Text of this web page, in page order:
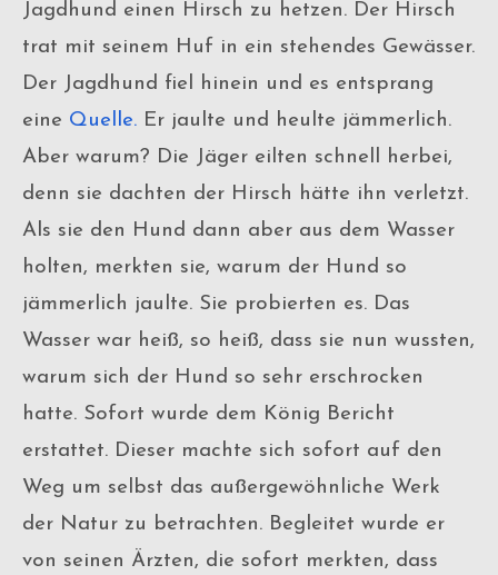
Jagdhund einen Hirsch zu hetzen. Der Hirsch
trat mit seinem Huf in ein stehendes Gewässer.
Der Jagdhund fiel hinein und es entsprang
eine Quelle. Er jaulte und heulte jämmerlich.
Aber warum? Die Jäger eilten schnell herbei,
denn sie dachten der Hirsch hätte ihn verletzt.
Als sie den Hund dann aber aus dem Wasser
holten, merkten sie, warum der Hund so
jämmerlich jaulte. Sie probierten es. Das
Wasser war heiß, so heiß, dass sie nun wussten,
warum sich der Hund so sehr erschrocken
hatte. Sofort wurde dem König Bericht
erstattet. Dieser machte sich sofort auf den
Weg um selbst das außergewöhnliche Werk
der Natur zu betrachten. Begleitet wurde er
von seinen Ärzten, die sofort merkten, dass